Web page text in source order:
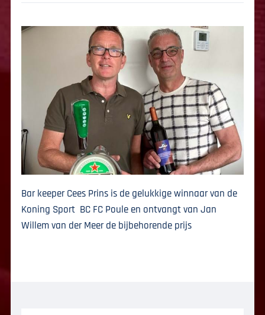
Bar keeper Cees Prins is de gelukkige winnaar van de
Koning Sport BC FC Poule en ontvangt van Jan
Willem van der Meer de bijbehorende prijs